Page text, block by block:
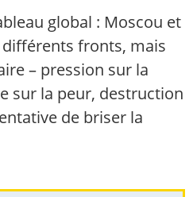
global : Moscou et
fronts, mais
– pression sur la
sur la peur, destruction
de briser la